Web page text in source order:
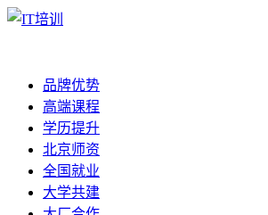
品牌优势
高端课程
学历提升
北京师资
全国就业
大学共建